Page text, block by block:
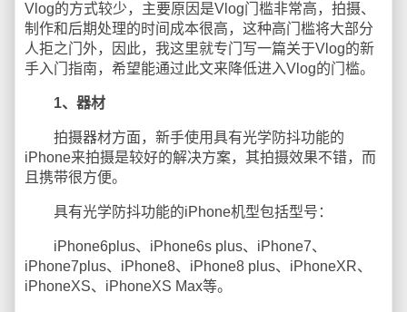
Vlog的方式较少，主要原因是Vlog门槛非常高，拍摄、
制作和后期处理的时间成本很高，这种高门槛将大部分
人拒之门外，因此，我这里就专门写一篇关于Vlog的新
手入门指南，希望能通过此文来降低进入Vlog的门槛。
1、器材
拍摄器材方面，新手使用具有光学防抖功能的
iPhone来拍摄是较好的解决方案，其拍摄效果不错，而
且携带很方便。
具有光学防抖功能的iPhone机型包括型号：
iPhone6plus、iPhone6s plus、iPhone7、
iPhone7plus、iPhone8、iPhone8 plus、iPhoneXR、
iPhoneXS、iPhoneXS Max等。